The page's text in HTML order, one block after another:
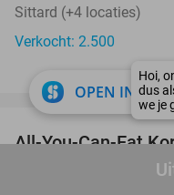
Sittard (+4 locaties)
Verkocht: 2.500
All-You-Can-Eat
bij Itaewon in
OPEN IN APP